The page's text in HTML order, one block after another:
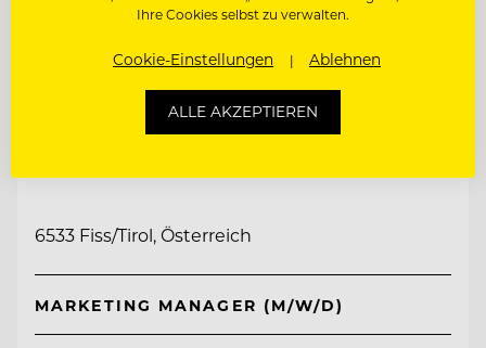
6533 Fiss/Tirol, Österreich
MARKETING MANAGER (M/W/D)
Ihre Cookies selbst zu verwalten.
Cookie-Einstellungen Ablehnen
ALLE AKZEPTIEREN